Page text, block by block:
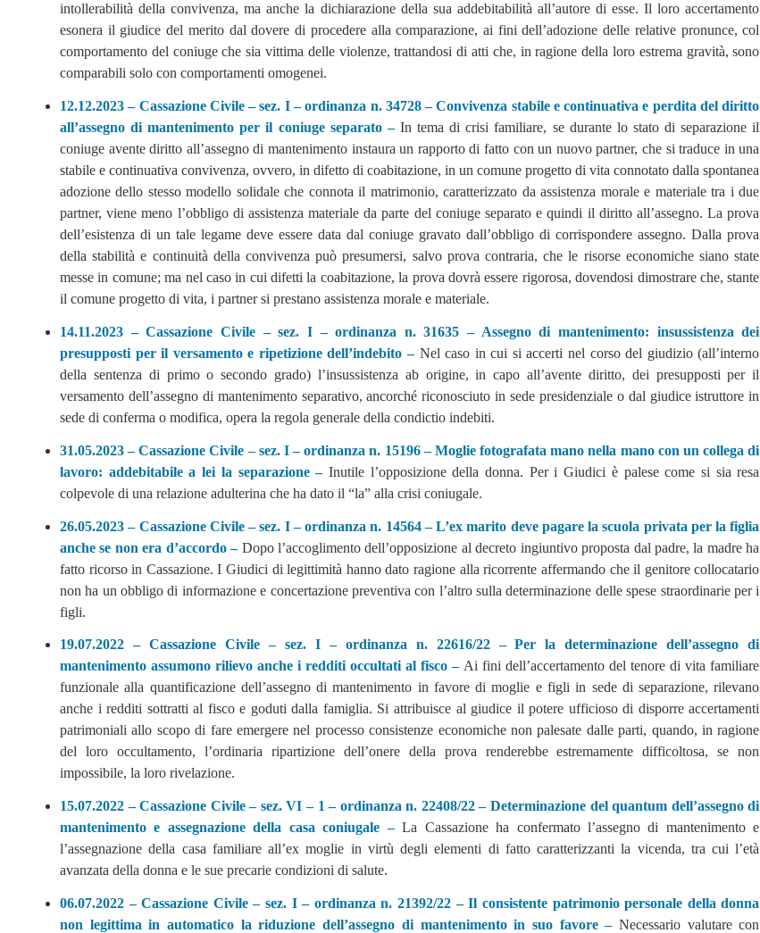
intollerabilità della convivenza, ma anche la dichiarazione della sua addebitabilità all’autore di esse. Il loro accertamento
esonera il giudice del merito dal dovere di procedere alla comparazione, ai fini dell’adozione delle relative pronunce, col
comportamento del coniuge che sia vittima delle violenze, trattandosi di atti che, in ragione della loro estrema gravità, sono
comparabili solo con comportamenti omogenei.
12.12.2023 – Cassazione Civile – sez. I – ordinanza n. 34728 – Convivenza stabile e continuativa e perdita del diritto
all’assegno di mantenimento per il coniuge separato – In tema di crisi familiare, se durante lo stato di separazione il
coniuge avente diritto all’assegno di mantenimento instaura un rapporto di fatto con un nuovo partner, che si traduce in una
stabile e continuativa convivenza, ovvero, in difetto di coabitazione, in un comune progetto di vita connotato dalla spontanea
adozione dello stesso modello solidale che connota il matrimonio, caratterizzato da assistenza morale e materiale tra i due
partner, viene meno l’obbligo di assistenza materiale da parte del coniuge separato e quindi il diritto all’assegno. La prova
dell’esistenza di un tale legame deve essere data dal coniuge gravato dall’obbligo di corrispondere assegno. Dalla prova
della stabilità e continuità della convivenza può presumersi, salvo prova contraria, che le risorse economiche siano state
messe in comune; ma nel caso in cui difetti la coabitazione, la prova dovrà essere rigorosa, dovendosi dimostrare che, stante
il comune progetto di vita, i partner si prestano assistenza morale e materiale.
14.11.2023 – Cassazione Civile – sez. I – ordinanza n. 31635 – Assegno di mantenimento: insussistenza dei
presupposti per il versamento e ripetizione dell’indebito – Nel caso in cui si accerti nel corso del giudizio (all’interno
della sentenza di primo o secondo grado) l’insussistenza ab origine, in capo all’avente diritto, dei presupposti per il
versamento dell’assegno di mantenimento separativo, ancorché riconosciuto in sede presidenziale o dal giudice istruttore in
sede di conferma o modifica, opera la regola generale della condictio indebiti.
31.05.2023 – Cassazione Civile – sez. I – ordinanza n. 15196 – Moglie fotografata mano nella mano con un collega di
lavoro: addebitabile a lei la separazione – Inutile l’opposizione della donna. Per i Giudici è palese come si sia resa
colpevole di una relazione adulterina che ha dato il “la” alla crisi coniugale.
26.05.2023 – Cassazione Civile – sez. I – ordinanza n. 14564 – L’ex marito deve pagare la scuola privata per la figlia
anche se non era d’accordo – Dopo l’accoglimento dell’opposizione al decreto ingiuntivo proposta dal padre, la madre ha
fatto ricorso in Cassazione. I Giudici di legittimità hanno dato ragione alla ricorrente affermando che il genitore collocatario
non ha un obbligo di informazione e concertazione preventiva con l’altro sulla determinazione delle spese straordinarie per i
figli.
19.07.2022 – Cassazione Civile – sez. I – ordinanza n. 22616/22 – Per la determinazione dell’assegno di
mantenimento assumono rilievo anche i redditi occultati al fisco – Ai fini dell’accertamento del tenore di vita familiare
funzionale alla quantificazione dell’assegno di mantenimento in favore di moglie e figli in sede di separazione, rilevano
anche i redditi sottratti al fisco e goduti dalla famiglia. Si attribuisce al giudice il potere ufficioso di disporre accertamenti
patrimoniali allo scopo di fare emergere nel processo consistenze economiche non palesate dalle parti, quando, in ragione
del loro occultamento, l’ordinaria ripartizione dell’onere della prova renderebbe estremamente difficoltosa, se non
impossibile, la loro rivelazione.
15.07.2022 – Cassazione Civile – sez. VI – 1 – ordinanza n. 22408/22 – Determinazione del quantum dell’assegno di
mantenimento e assegnazione della casa coniugale –La Cassazione ha confermato l’assegno di mantenimento e
l’assegnazione della casa familiare all’ex moglie in virtù degli elementi di fatto caratterizzanti la vicenda, tra cui l’età
avanzata della donna e le sue precarie condizioni di salute.
06.07.2022 – Cassazione Civile – sez. I – ordinanza n. 21392/22 – Il consistente patrimonio personale della donna
non legittima in automatico la riduzione dell’assegno di mantenimento in suo favore – Necessario valutare con